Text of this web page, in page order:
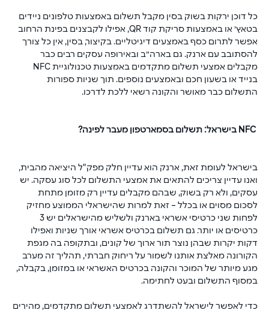
כל דוכן ירקות בשוק בסין מקבל תשלום באמצעות טלפונים ניידים
בטאץ׳ או באמצעות סריקת קוד QR, אפילו לקבצנים בפינת הרחוב
אפשר לתרום כסף באמצעים דיגיטליים. בקיצור, בסין, אין כל צורך
להסתובב עם ארנק. גם בארה״ב ובאירופה עסקים רבים כבר
בנייד או בשעון חכם ובאמצעים נוספים. תוך שניות ספורות
התשלום כבר מאושר והקונה רשאי ללכת לדרכו.
בישראל לעומת זאת, ארנק הוא עדיין חלק מפק"ל היציאה מהבית,
ואנו עדיין צריכים להתאים את אמצעי התשלום לכל סוג עסקה. יש
עסקים, ולא רק בשוק, שבהם מקבלים עדיין רק מזומן מתחת
לסכום מסוים או בכלל – זאת למרות שהישראלי הממוצע מחזיק
לפחות שני כרטיסי אשראי בארנק ולשליש מהישראלים יש 3
כרטיסים או יותר. גם תשלום בכרטיס אשראי אורך שניות ואפילו
דקות יקרות שבהן נוצר תור ארוך של קונים, ובתקופה בה מגפת
הקורונה מאלצת אותנו לשמור על ריחוק חברתי, תהליך זה מערב
מגע מיותר של המוכר והקונה בכרטיס האשראי או במזומן, בקבלה,
במסוף התשלום ובעט לחתימה.
כדי לאפשר לישראל להשתדרג לאמצעי תשלום מתקדמים, מהירים